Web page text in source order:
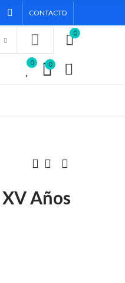
CONTACTO
0
0 0
Años